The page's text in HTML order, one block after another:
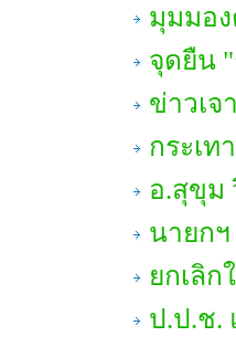
มุมมอ
จุดยืน "
ข่าวเจ
กระเ
อ.สุขุม
นายก
ยกเลิ
ป.ป.ช.